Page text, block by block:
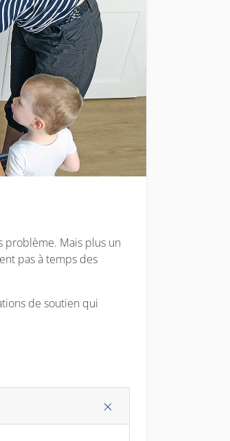
problème. Mais plus un
pas à temps des
de soutien qui